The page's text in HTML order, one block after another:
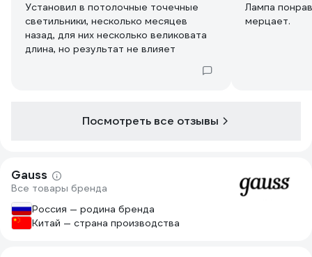
Установил в потолочные точечные
светильники, несколько месяцев
назад, для них несколько великовата
длина, но результат не влияет
Лампа
мерцает.
Посмотреть все отзывы
Gauss
Все товары бренда
Россия — родина бренда
Китай — страна производства